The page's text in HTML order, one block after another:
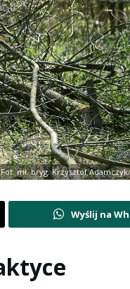
Fot. mł. bryg. Krzysztof
Wyślij na